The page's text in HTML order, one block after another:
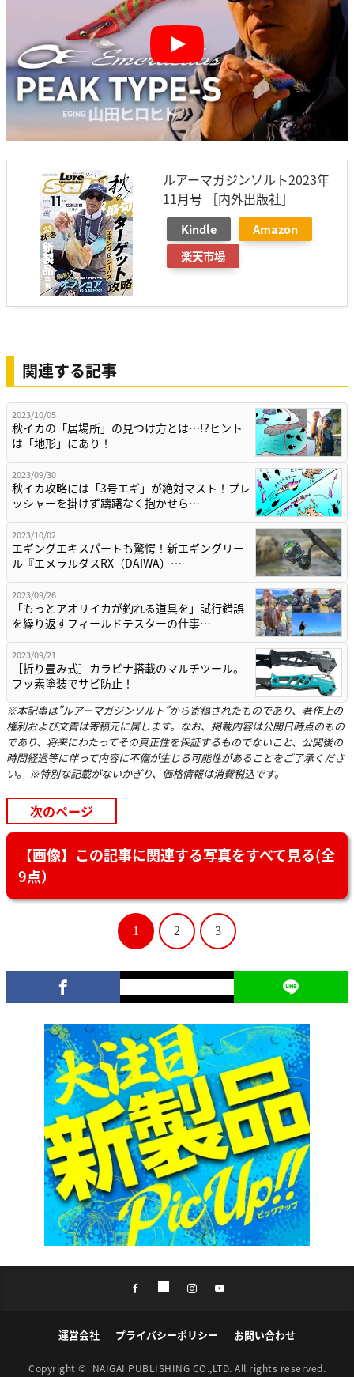
Play
ルアーマガジンソルト2023年
11月号 ［内外出版社］
Kindle
Amazon
楽天市場
関連する記事
2023/10/05
秋イカの「居場所」の見つけ方とは…!?ヒント
は「地形」にあり！
2023/09/30
秋イカ攻略には「3号エギ」が絶対マスト！プレ
ッシャーを掛けず躊躇なく抱かせら…
2023/10/02
エギングエキスパートも驚愕！新エギングリー
ル『エメラルダスRX（DAIWA）…
2023/09/26
「もっとアオリイカが釣れる道具を」試行錯誤
を繰り返すフィールドテスターの仕事…
2023/09/21
［折り畳み式］カラビナ搭載のマルチツール。
フッ素塗装でサビ防止！
※本記事は”ルアーマガジンソルト”から寄稿されたものであり、著作上の
権利および文責は寄稿元に属します。なお、掲載内容は公開日時点のもの
であり、将来にわたってその真正性を保証するものでないこと、公開後の
時間経過等に伴って内容に不備が生じる可能性があることをご了承くださ
い。 ※特別な記載がないかぎり、価格情報は消費税込です。
次のページ
【画像】この記事に関連する写真をすべて見る(全
9点）
1 2 3
運営会社 プライバシーポリシー お問い合わせ
Copyright © NAIGAI PUBLISHING CO.,LTD. All rights reserved.